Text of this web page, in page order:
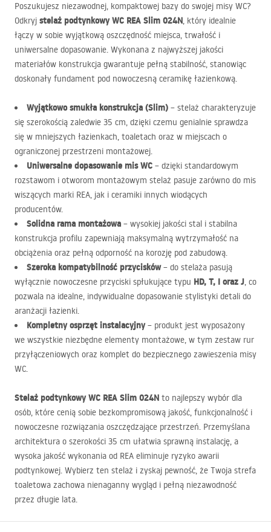
Poszukujesz niezawodnej, kompaktowej bazy do swojej misy WC?
Odkryj stelaż podtynkowy WC REA Slim 024N, który idealnie
łączy w sobie wyjątkową oszczędność miejsca, trwałość i
uniwersalne dopasowanie. Wykonana z najwyższej jakości
materiałów konstrukcja gwarantuje pełną stabilność, stanowiąc
doskonały fundament pod nowoczesną ceramikę łazienkową.
Wyjątkowo smukła konstrukcja (Slim) – stelaż charakteryzuje
się szerokością zaledwie 35 cm, dzięki czemu genialnie sprawdza
się w mniejszych łazienkach, toaletach oraz w miejscach o
ograniczonej przestrzeni montażowej.
Uniwersalne dopasowanie mis WC – dzięki standardowym
rozstawom i otworom montażowym stelaż pasuje zarówno do mis
wiszących marki REA, jak i ceramiki innych wiodących
producentów.
Solidna rama montażowa – wysokiej jakości stal i stabilna
konstrukcja profilu zapewniają maksymalną wytrzymałość na
obciążenia oraz pełną odporność na korozję pod zabudową.
Szeroka kompatybilność przycisków– do stelaża pasują
wyłącznie nowoczesne przyciski spłukujące typu HD, T, I oraz J, co
pozwala na idealne, indywidualne dopasowanie stylistyki detali do
aranżacji łazienki.
Kompletny osprzęt instalacyjny– produkt jest wyposażony
we wszystkie niezbędne elementy montażowe, w tym zestaw rur
przyłączeniowych oraz komplet do bezpiecznego zawieszenia misy
WC.
Stelaż podtynkowy WC REA Slim 024N to najlepszy wybór dla
osób, które cenią sobie bezkompromisową jakość, funkcjonalność i
nowoczesne rozwiązania oszczędzające przestrzeń. Przemyślana
architektura o szerokości 35 cm ułatwia sprawną instalację, a
wysoka jakość wykonania od REA eliminuje ryzyko awarii
podtynkowej. Wybierz ten stelaż i zyskaj pewność, że Twoja strefa
toaletowa zachowa nienaganny wygląd i pełną niezawodność
przez długie lata.